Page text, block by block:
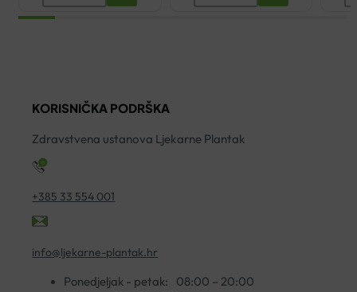
LENISAL
količina
JAGLAC
KORISNIČKA PODRŠKA
Zdravstvena ustanova Ljekarne Plantak
+385 33 554 001
info@ljekarne-plantak.hr
Ponedjeljak - petak:
08:00 – 20:00